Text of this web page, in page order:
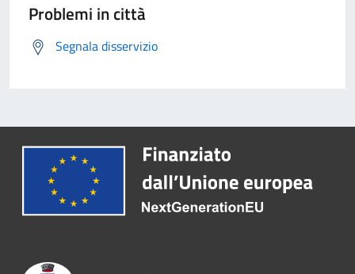
Problemi in città
Segnala disservizio